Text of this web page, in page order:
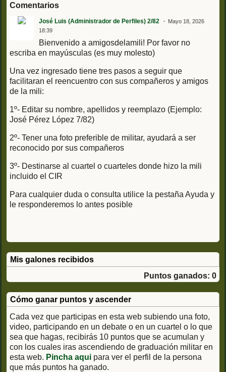
Comentarios
José Luis (Administrador de Perfiles) 2/82
Mayo 18, 2026
18:39
Bienvenido a amigosdelamili! Por favor no
escriba en mayúsculas (es muy molesto)
Una vez ingresado tiene tres pasos a seguir que
facilitaran el reencuentro con sus compañeros y amigos
de la mili:
1º- Editar su nombre, apellidos y reemplazo (Ejemplo:
José Pérez López 7/82)
2º- Tener una foto preferible de militar, ayudará a ser
reconocido por sus compañeros
3º- Destinarse al cuartel o cuarteles donde hizo la mili
incluido el CIR
Para cualquier duda o consulta utilice la pestaña Ayuda y
le responderemos lo antes posible
Mis galones recibidos
Puntos ganados: 0
Cómo ganar puntos y ascender
Cada vez que participas en esta web subiendo una foto,
video, participando en un debate o en un cuartel o lo que
sea que hagas, recibirás 10 puntos que se acumulan y
con los cuales iras ascendiendo de graduación militar en
esta web. Pincha aqui para ver el perfil de la persona
que más puntos ha ganado.